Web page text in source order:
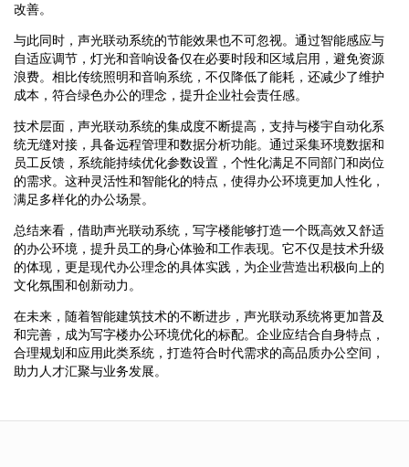
改善。
与此同时，声光联动系统的节能效果也不可忽视。通过智能感应与
自适应调节，灯光和音响设备仅在必要时段和区域启用，避免资源
浪费。相比传统照明和音响系统，不仅降低了能耗，还减少了维护
成本，符合绿色办公的理念，提升企业社会责任感。
技术层面，声光联动系统的集成度不断提高，支持与楼宇自动化系
统无缝对接，具备远程管理和数据分析功能。通过采集环境数据和
员工反馈，系统能持续优化参数设置，个性化满足不同部门和岗位
的需求。这种灵活性和智能化的特点，使得办公环境更加人性化，
满足多样化的办公场景。
总结来看，借助声光联动系统，写字楼能够打造一个既高效又舒适
的办公环境，提升员工的身心体验和工作表现。它不仅是技术升级
的体现，更是现代办公理念的具体实践，为企业营造出积极向上的
文化氛围和创新动力。
在未来，随着智能建筑技术的不断进步，声光联动系统将更加普及
和完善，成为写字楼办公环境优化的标配。企业应结合自身特点，
合理规划和应用此类系统，打造符合时代需求的高品质办公空间，
助力人才汇聚与业务发展。